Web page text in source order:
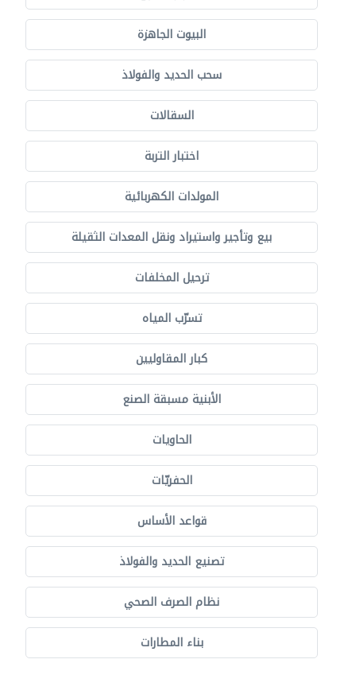
البيوت الجاهزة
سحب الحديد والفولاذ
السقالات
اختبار التربة
المولدات الكهربائية
بيع وتأجير واستيراد ونقل المعدات الثقيلة
ترحيل المخلفات
تسرّب المياه
كبار المقاوليين
الأبنية مسبقة الصنع
الحاويات
الحفريّات
قواعد الأساس
تصنيع الحديد والفولاذ
نظام الصرف الصحي
بناء المطارات